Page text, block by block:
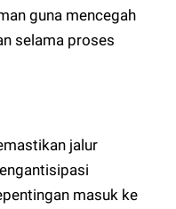
guna mencegah
selama proses
jalur
masuk ke